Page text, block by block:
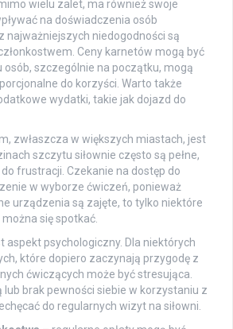
wielu zalet, ma również swoje
na doświadczenia osób
najważniejszych niedogodności są
Ceny karnetów mogą być
osób, szczególnie na początku, mogą
do korzyści. Warto także
wydatki, takie jak dojazd do
zwłaszcza w większych miastach, jest
szczytu siłownie często są pełne,
frustracji. Czekanie na dostęp do
w wyborze ćwiczeń, ponieważ
urządzenia są zajęte, to tylko niektóre
się spotkać.
aspekt psychologiczny. Dla niektórych
które dopiero zaczynają przygodę z
ćwiczących może być stresująca.
lub brak pewności siebie w korzystaniu z
do regularnych wizyt na siłowni.